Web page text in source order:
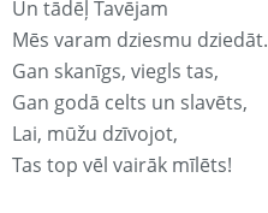
Un tādēļ Tavējam
Mēs varam dziesmu dziedāt.
Gan skanīgs, viegls tas,
Gan godā celts un slavēts,
Lai, mūžu dzīvojot,
Tas top vēl vairāk mīlēts!